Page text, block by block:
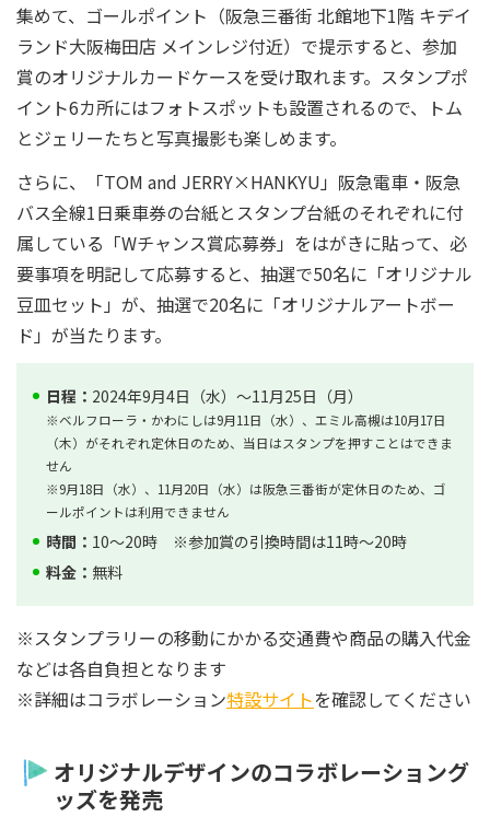
集めて、ゴールポイント（阪急三番街 北館地下1階 キデイ
ランド大阪梅田店 メインレジ付近）で提示すると、参加
賞のオリジナルカードケースを受け取れます。スタンプポ
イント6カ所にはフォトスポットも設置されるので、トム
とジェリーたちと写真撮影も楽しめます。
さらに、「TOM and JERRY×HANKYU」阪急電車・阪急
バス全線1日乗車券の台紙とスタンプ台紙のそれぞれに付
属している「Wチャンス賞応募券」をはがきに貼って、必
要事項を明記して応募すると、抽選で50名に「オリジナル
豆皿セット」が、抽選で20名に「オリジナルアートボー
ド」が当たります。
日程： 2024年9月4日（水）～11月25日（月）
※ベルフローラ・かわにしは9月11日（水）、エミル高槻は10月17日
（木）がそれぞれ定休日のため、当日はスタンプを押すことはできま
せん
※9月18日（水）、11月20日（水）は阪急三番街が定休日のため、ゴ
ールポイントは利用できません
時間： 10～20時 ※参加賞の引換時間は11時～20時
料金： 無料
※スタンプラリーの移動にかかる交通費や商品の購入代金
などは各自負担となります
※詳細はコラボレーション特設サイトを確認してください
オリジナルデザインのコラボレーショング
ッズを発売